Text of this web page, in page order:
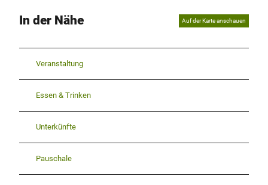
In der Nähe Auf der Karte anschauen
Veranstaltung
Essen & Trinken
Unterkünfte
Pauschale